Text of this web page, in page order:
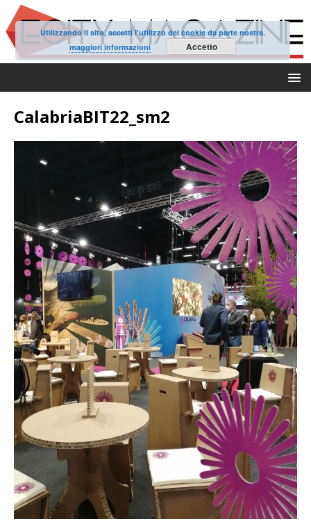
CalabriaBIT22_sm2
Utilizzando il sito, accetti l'utilizzo dei cookie da parte nostra.
maggiori informazioni
Accetto